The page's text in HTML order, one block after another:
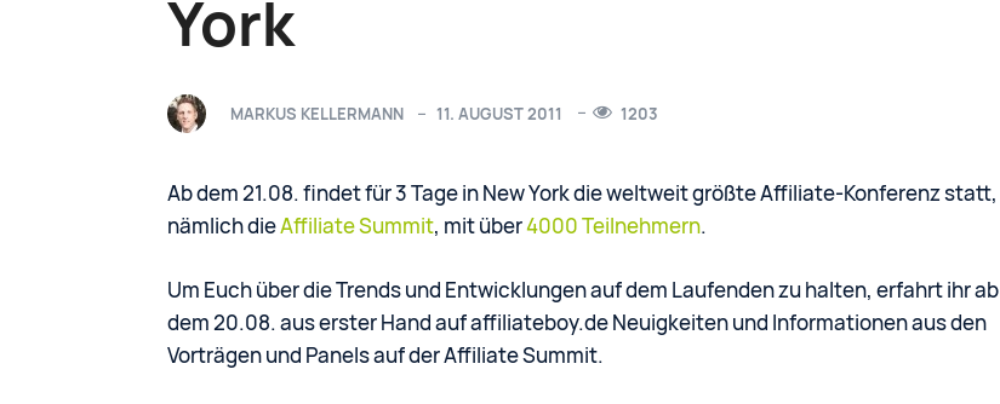
York
MARKUS KELLERMANN 11. AUGUST 2011 1203
Ab dem 21.08. findet für 3 Tage in New York die weltweit größte Affiliate-Konferenz statt,
nämlich dieAffiliate Summit, mit über4000 Teilnehmern.
Um Euch über die Trends und Entwicklungen auf dem Laufenden zu halten, erfahrt ihr ab
dem 20.08. aus erster Hand auf affiliateboy.de Neuigkeiten und Informationen aus den
Vorträgen und Panels auf der Affiliate Summit.